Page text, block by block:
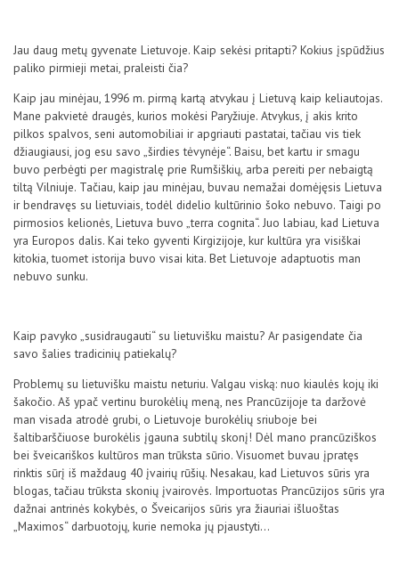
Jau daug metų gyvenate Lietuvoje. Kaip sekėsi pritapti? Kokius įspūdžius
paliko pirmieji metai, praleisti čia?
Kaip jau minėjau, 1996 m. pirmą kartą atvykau į Lietuvą kaip keliautojas.
Mane pakvietė draugės, kurios mokėsi Paryžiuje. Atvykus, į akis krito
pilkos spalvos, seni automobiliai ir apgriauti pastatai, tačiau vis tiek
džiaugiausi, jog esu savo „širdies tėvynėje“. Baisu, bet kartu ir smagu
buvo perbėgti per magistralę prie Rumšiškių, arba pereiti per nebaigtą
tiltą Vilniuje. Tačiau, kaip jau minėjau, buvau nemažai domėjęsis Lietuva
ir bendravęs su lietuviais, todėl didelio kultūrinio šoko nebuvo. Taigi po
pirmosios kelionės, Lietuva buvo „terra cognita“. Juo labiau, kad Lietuva
yra Europos dalis. Kai teko gyventi Kirgizijoje, kur kultūra yra visiškai
kitokia, tuomet istorija buvo visai kita. Bet Lietuvoje adaptuotis man
nebuvo sunku.
Kaip pavyko „susidraugauti“ su lietuvišku maistu? Ar pasigendate čia
savo šalies tradicinių patiekalų?
Problemų su lietuvišku maistu neturiu. Valgau viską: nuo kiaulės kojų iki
šakočio. Aš ypač vertinu burokėlių meną, nes Prancūzijoje ta daržovė
man visada atrodė grubi, o Lietuvoje burokėlių sriuboje bei
šaltibarščiuose burokėlis įgauna subtilų skonį! Dėl mano prancūziškos
bei šveicariškos kultūros man trūksta sūrio. Visuomet buvau įpratęs
rinktis sūrį iš maždaug 40 įvairių rūšių. Nesakau, kad Lietuvos sūris yra
blogas, tačiau trūksta skonių įvairovės. Importuotas Prancūzijos sūris yra
dažnai antrinės kokybės, o Šveicarijos sūris yra žiauriai išluoštas
„Maximos“ darbuotojų, kurie nemoka jų pjaustyti…